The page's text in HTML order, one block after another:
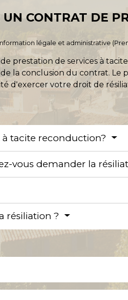
CONTRAT DE
légale et administrative
prestation de services à
la conclusion du contrat.
d'exercer votre droit de
tacite reconduction?
vous demander la
résiliation ?